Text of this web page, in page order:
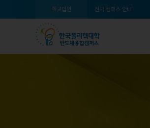
학교법인 전국 캠퍼스 안내